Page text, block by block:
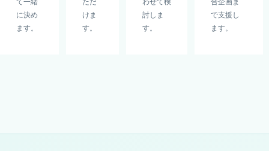
て一緒
に決め
ます。
ただ
けま
す。
わせて検
討しま
す。
合企画ま
で支援し
ます。